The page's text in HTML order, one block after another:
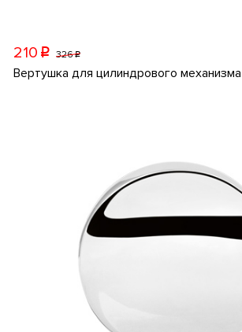
210 p 326p
Вертушка для цилиндрового